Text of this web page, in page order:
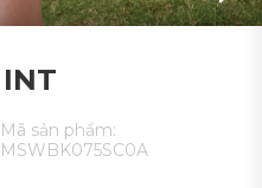
Mã sản phẩm:
MSWBK075SC0A